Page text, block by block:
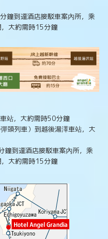
鐘到達酒店接駁車案內所，乘
大約需時15分鐘
站，大約需時50分鐘
頭列車）到越後湯澤車站，大
鐘到達酒店接駁車案內所，乘
大約需時15分鐘